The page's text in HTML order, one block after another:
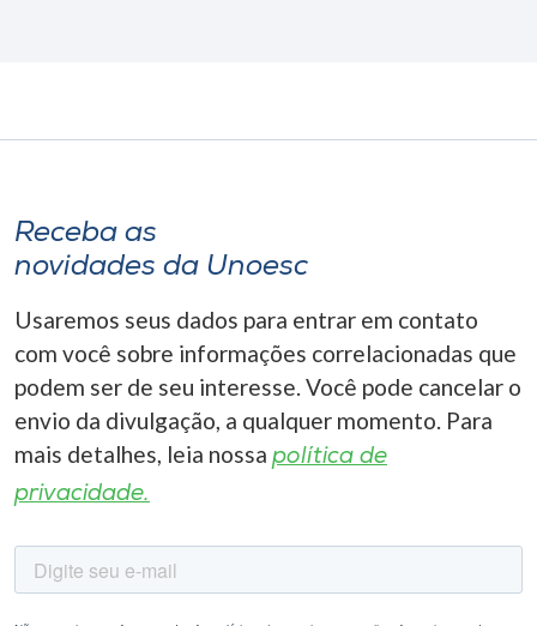
Receba as
novidades da Unoesc
Usaremos seus dados para entrar em contato
com você sobre informações correlacionadas que
podem ser de seu interesse. Você pode cancelar o
envio da divulgação, a qualquer momento. Para
mais detalhes, leia nossa política de
privacidade.